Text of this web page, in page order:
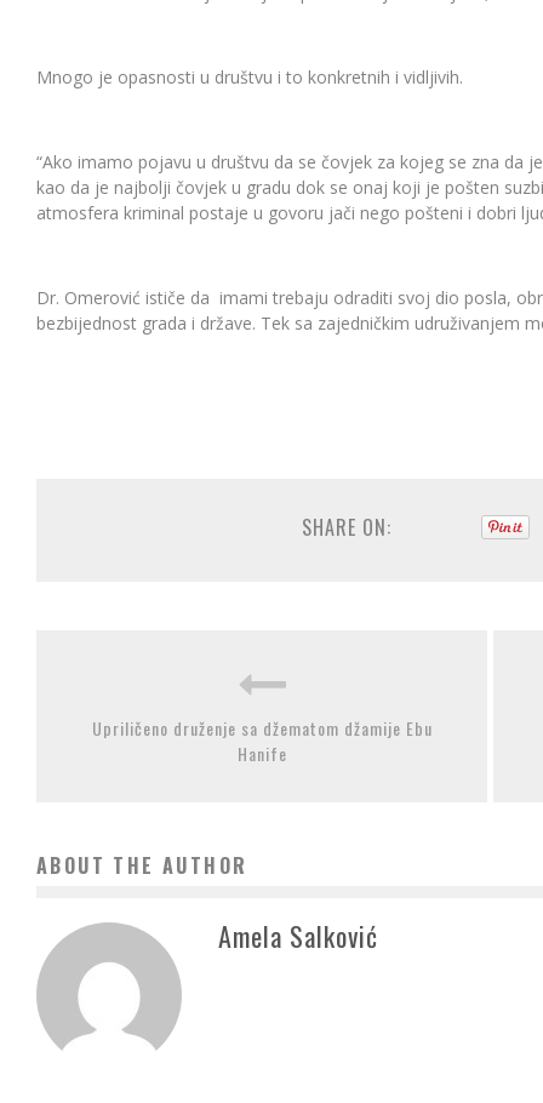
Mnogo je opasnosti u društvu i to konkretnih i vidljivih.
“Ako imamo pojavu u društvu da se čovjek za kojeg se zna da
kao da je najbolji čovjek u gradu dok se onaj koji je pošten
atmosfera kriminal postaje u govoru jači nego pošteni i dobri
Dr. Omerović ističe da imami trebaju odraditi svoj dio posla,
bezbijednost grada i države. Tek sa zajedničkim udruživanjem
SHARE ON:
Upriličeno druženje sa džematom džamije Ebu
Hanife
ABOUT THE AUTHOR
Amela Salković